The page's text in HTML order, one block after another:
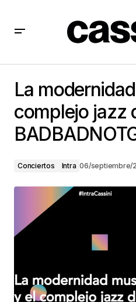
BADBADNOTGOOD
La
complejo jazz
Conciertos Intra 06/septiembre/